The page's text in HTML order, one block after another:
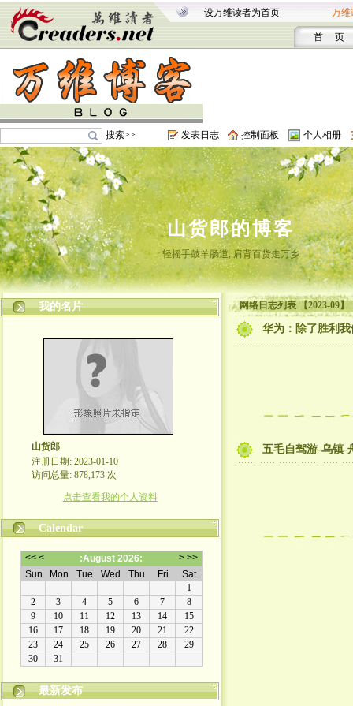
设万维读者为首页 万维
首 页
搜索>> 发表日志 控制面板 个人相册
山货郎的博客
轻摇手鼓羊肠道, 肩背百货走万乡
我的名片
山货郎
注册日期: 2023-01-10
访问总量: 878,173 次
点击查看我的个人资料
Calendar
最新发布
网络日志列表 【2023-09】
华为：除了胜利
五毛自驾游-乌镇-